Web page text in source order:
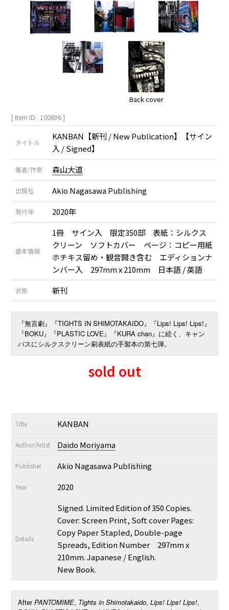
Back cover
[ Item ID : 100696 ]
タイトル
KANBAN【新刊 / New Publication】【サイン
入 / Signed】
著者/作家 森山大道
出版社 Akio Nagasawa Publishing
発行年 2020年
基本情報
1冊 サイン入 限定350部 表紙：シルクス
クリーン ソフトカバー ページ：コピー用紙
ホチキス留め・観音開き含む エディションナ
ンバー入 297mm x 210mm 日本語 / 英語
状態 新刊
『無言劇』『TIGHTS IN SHIMOTAKAIDO 』『Lips! Lips! Lips! 』
『BOKU 』『PLASTIC LOVE 』『KURA chan 』に続く、キャン
バスにシルクスクリーン刷表紙の手製本の第七弾。
sold out
Title KANBAN
Author/Artist Daido Moriyama
Publisher Akio Nagasawa Publishing
Year 2020
Details
Signed. Limited Edition of 350 Copies.
Cover: Screen Print, Soft cover Pages:
Copy Paper Stapled, Double-page
Spreads, Edition Number 297mm x
210mm. Japanese / English.
New Book.
AfterPANTOMIME, Tights in Shimotakaido,Lips! Lips! Lips!,